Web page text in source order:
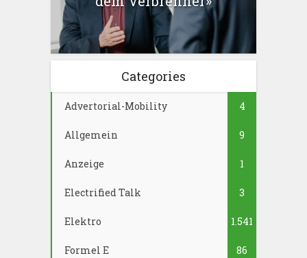
Categories
Advertorial-Mobility 4
Allgemein 9
Anzeige 1
Electrified Talk 3
Elektro 1.541
Formel E 86